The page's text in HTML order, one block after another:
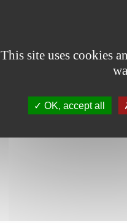
This site uses cookies
OK, accept all